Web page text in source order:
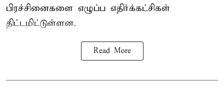
பிரச்சினைகளை எழுப்ப எதிர்க்கட்சிகள்
திட்டமிட்டுள்ளன.
Read More